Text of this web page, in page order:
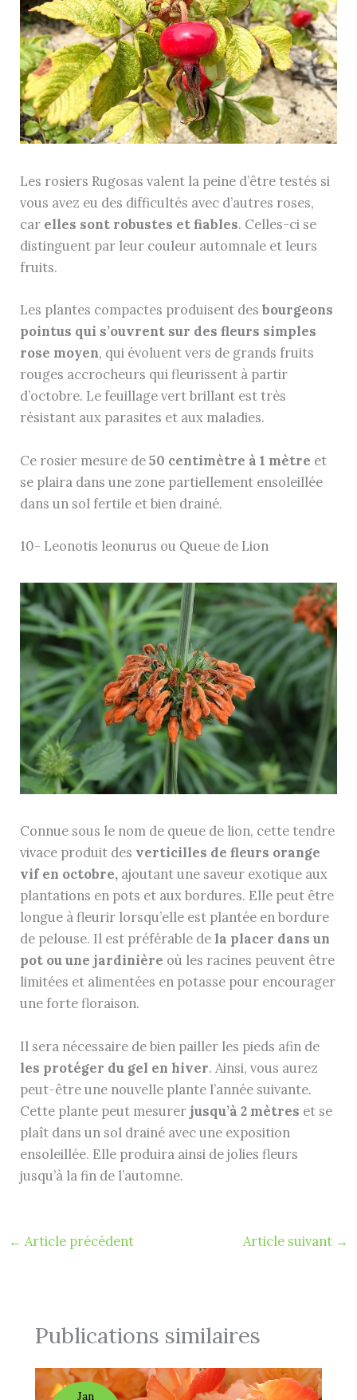
Les rosiers Rugosas valent la peine d’être testés si
vous avez eu des difficultés avec d’autres roses,
car elles sont robustes et fiables. Celles-ci se
distinguent par leur couleur automnale et leurs
fruits.
Les plantes compactes produisent desbourgeons
pointus qui s’ouvrent sur des fleurs simples
rose moyen, qui évoluent vers de grands fruits
rouges accrocheurs qui fleurissent à partir
d’octobre. Le feuillage vert brillant est très
résistant aux parasites et aux maladies.
Ce rosier mesure de50 centimètre à 1 mètre et
se plaira dans une zone partiellement ensoleillée
dans un sol fertile et bien drainé.
10- Leonotis leonurus ou Queue de Lion
Connue sous le nom de queue de lion, cette tendre
vivace produit des verticilles de fleurs orange
vif en octobre, ajoutant une saveur exotique aux
plantations en pots et aux bordures. Elle peut être
longue à fleurir lorsqu’elle est plantée en bordure
de pelouse. Il est préférable de la placer dans un
pot ou une jardinière où les racines peuvent être
limitées et alimentées en potasse pour encourager
une forte floraison.
Il sera nécessaire de bien pailler les pieds afin de
les protéger du gel en hiver. Ainsi, vous aurez
peut-être une nouvelle plante l’année suivante.
Cette plante peut mesurer jusqu’à 2 mètres et se
plaît dans un sol drainé avec une exposition
ensoleillée. Elle produira ainsi de jolies fleurs
jusqu’à la fin de l’automne.
← Article précédent Article suivant →
Publications similaires
Jan